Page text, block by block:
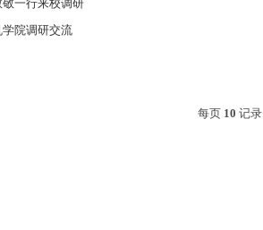
一行来校调研
院调研交流
每页 10 记录